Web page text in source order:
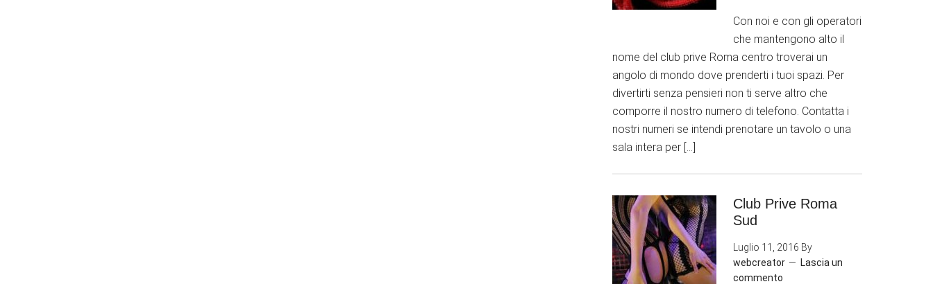
Con noi e con gli operatori
che mantengono alto il
nome del club prive Roma centro troverai un
angolo di mondo dove prenderti i tuoi spazi. Per
divertirti senza pensieri non ti serve altro che
comporre il nostro numero di telefono. Contatta i
nostri numeri se intendi prenotare un tavolo o una
sala intera per […]
Club Prive Roma
Sud
Luglio 11, 2016 By
webcreator
Lascia un
commento